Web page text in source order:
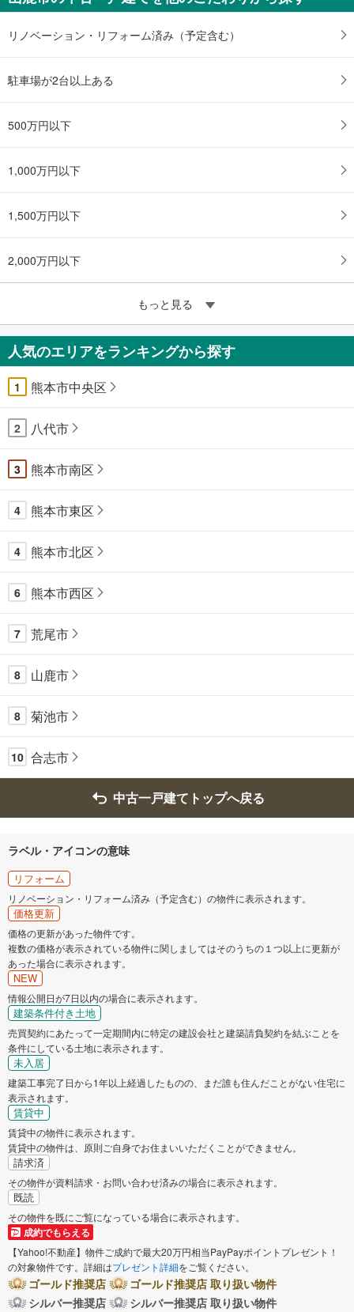
リノベーション・リフォーム済み（予定含む）
駐車場が2台以上ある
500万円以下
1,000万円以下
1,500万円以下
2,000万円以下
もっと見る
人気のエリアをランキングから探す
1 熊本市中央区
2 八代市
3 熊本市南区
4 熊本市東区
4 熊本市北区
6 熊本市西区
7 荒尾市
8 山鹿市
8 菊池市
10 合志市
中古一戸建てトップへ戻る
ラベル・アイコンの意味
リフォーム
リノベーション・リフォーム済み（予定含む）の物件に表示されます。
価格更新
価格の更新があった物件です。
複数の価格が表示されている物件に関しましてはそのうちの１つ以上に更新が
あった場合に表示されます。
NEW
情報公開日が7日以内の場合に表示されます。
建築条件付き土地
売買契約にあたって一定期間内に特定の建設会社と建築請負契約を結ぶことを
条件にしている土地に表示されます。
未入居
建築工事完了日から1年以上経過したものの、まだ誰も住んだことがない住宅に
表示されます。
賃貸中
賃貸中の物件に表示されます。
賃貸中の物件は、原則ご自身でお住まいいただくことができません。
請求済
その物件が資料請求・お問い合わせ済みの場合に表示されます。
既読
その物件を既にご覧になっている場合に表示されます。
成約でもらえる
【Yahoo!不動産】物件ご成約で最大20万円相当PayPayポイントプレゼント！
の対象物件です。詳細はプレゼント詳細をご覧ください。
ゴールド推奨店
ゴールド推奨店 取り扱い物件
シルバー推奨店
シルバー推奨店 取り扱い物件